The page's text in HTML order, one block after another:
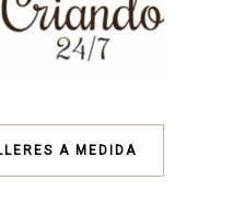
A MEDIDA